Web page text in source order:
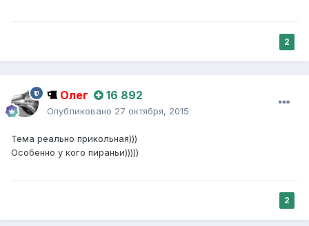
2
Олег 16 892
Опубликовано 27 октября, 2015
Тема реально прикольная)))
Особенно у кого пираньи)))))
2